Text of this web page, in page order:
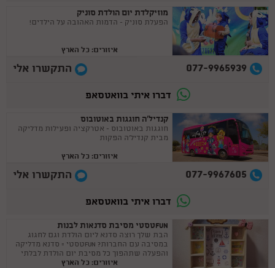
מוזיקלדת יום הולדת סוניק
הפעלת סוניק - הדמות האהובה על הילדים!
איזורים: כל הארץ
077-9965939 התקשרו אלי
דברו איתי בוואטסאפ
קנדיל'ה חוגגות באוטובוס
חוגגות באוטובוס - אטרקציה ופעילות מדליקה
מבית קנדיל'ה הפקות
איזורים: כל הארץ
077-9967605 התקשרו אלי
דברו איתי בוואטסאפ
FUNטסטי מסיבת סדנאות לבנות
הבת שלך רוצה סדנא ליום הולדת וגם לחגוג
במסיבה עם החברות? FUNטסטי = סדנא מדליקה
והפעלה שתהפוך כל מסיבת יום הולדת לבלתי
איזורים: כל הארץ